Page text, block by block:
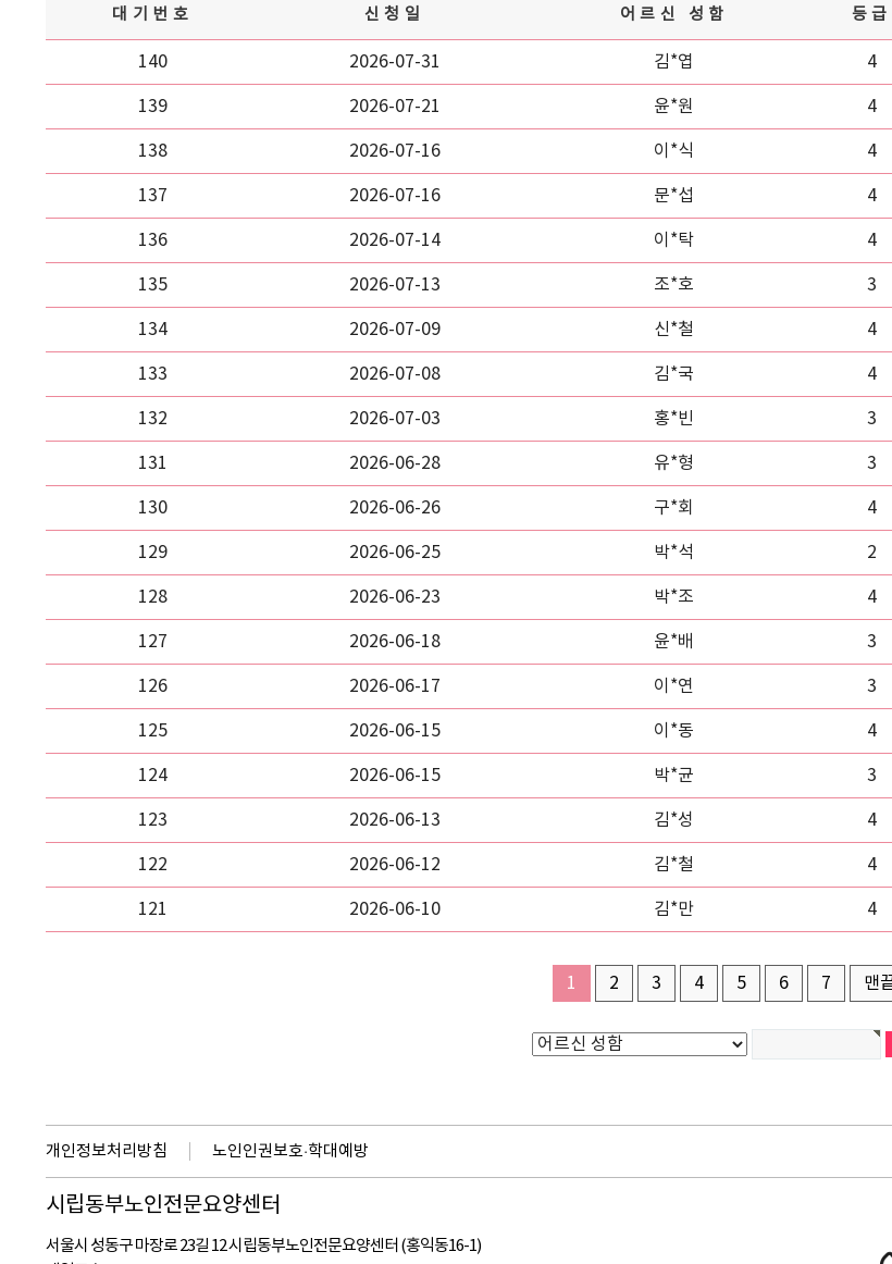
대기번호 신청일 어르신 성함 등급
140 2026-07-31 김*엽 4
139 2026-07-21 윤*원 4
138 2026-07-16 이*식 4
137 2026-07-16 문*섭 4
136 2026-07-14 이*탁 4
135 2026-07-13 조*호 3
134 2026-07-09 신*철 4
133 2026-07-08 김*국 4
132 2026-07-03 홍*빈 3
131 2026-06-28 유*형 3
130 2026-06-26 구*회 4
129 2026-06-25 박*석 2
128 2026-06-23 박*조 4
127 2026-06-18 윤*배 3
126 2026-06-17 이*연 3
125 2026-06-15 이*동 4
124 2026-06-15 박*균 3
123 2026-06-13 김*성 4
122 2026-06-12 김*철 4
121 2026-06-10 김*만 4
1 2 3 4 5 6 7 맨
개인정보처리방침 노인인권보호·학대예방
시립동부노인전문요양센터
서울시 성동구 마장로 23길 12 시립동부노인전문요양센터 (홍익동16-1)